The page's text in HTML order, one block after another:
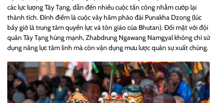
các lực lượng Tây Tạng, dẫn đến nhiều cuộc tấn công nhằm cướp lại
thánh tích. Đỉnh điểm là cuộc vây hãm pháo đài Punakha Dzong (lúc
bấy giờ là trung tâm quyền lực và tôn giáo của Bhutan). Đối mặt với đội
quân Tây Tạng hùng mạnh, Zhabdrung Ngawang Namgyal không chỉ sử
dụng năng lực tâm linh mà còn vận dụng mưu lược quân sự xuất chúng.